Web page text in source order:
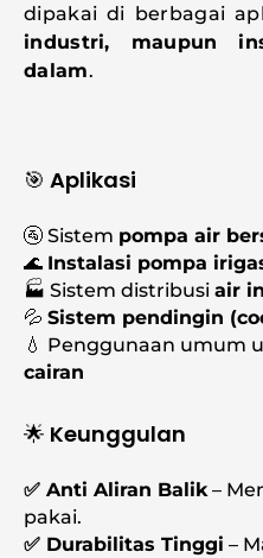
dipakai di berbagai
industri, maupun
dalam.
🎯 Aplikasi
🚰 Sistem pompa air
🌊 Instalasi pompa
🏭 Sistem distribusi air
💦 Sistem pendingin
💧 Penggunaan umum
cairan
🌟 Keunggulan
✅ Anti Aliran Balik–
pakai.
✅ Durabilitas Tinggi –